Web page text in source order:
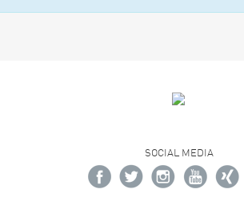
SOCIAL MEDIA